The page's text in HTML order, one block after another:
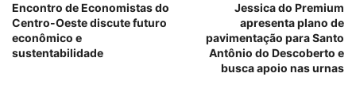
Encontro de Economistas do
Centro-Oeste discute futuro
econômico e
sustentabilidade
Jessica do Premium
apresenta plano de
pavimentação para Santo
Antônio do Descoberto e
busca apoio nas urnas